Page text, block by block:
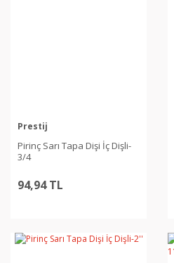
Prestij
Pirinç Sarı Tapa Dişi İç Dişli-
3/4
94,94 TL